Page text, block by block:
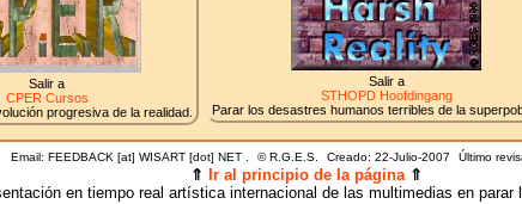
Salir a
CPER Cursos
progresiva de la realidad.
Salir a
STHOPD Hoofdingang
Parar los desastres humanos terribles de la
Email: FEEDBACK [at] WISART [dot] NET . ©R.G.E.S. Creado: 22-Julio-2007 Último
⇑ Ir al principio de la página⇑
en tiempo real artística internacional de las multimedias en